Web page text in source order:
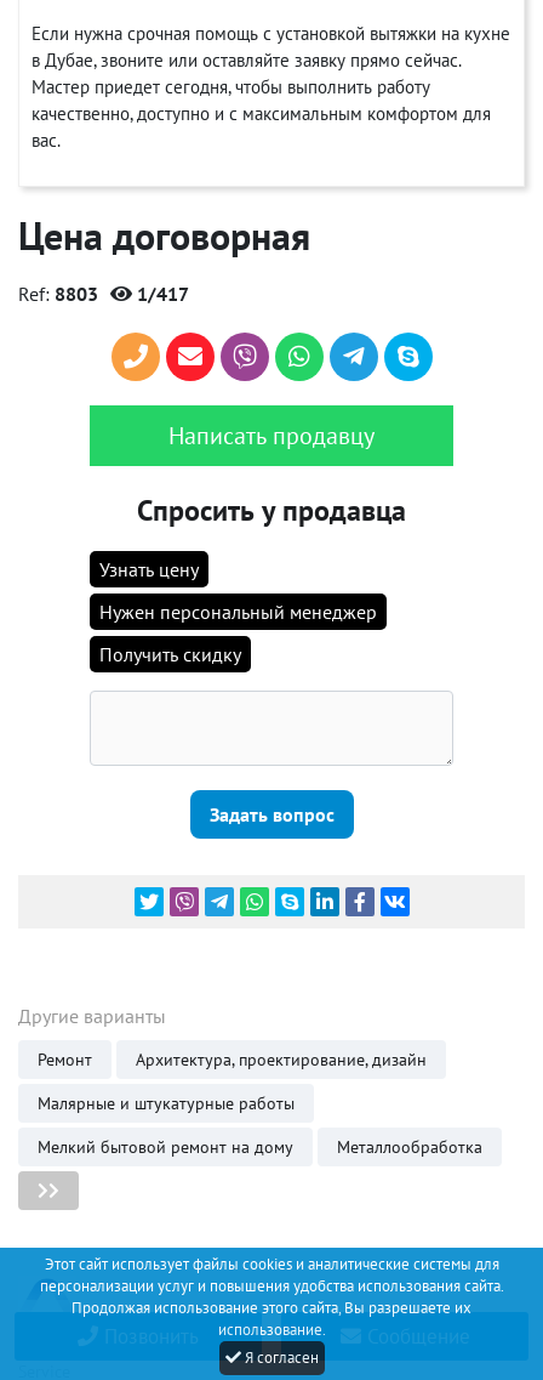
Этот сайт использует файлы cookies и аналитические системы для
персонализации услуг и повышения удобства использования сайта.
Продолжая использование этого сайта, Вы разрешаете их
использование.
Я согласен
Если нужна срочная помощь с установкой вытяжки на кухне
в Дубае, звоните или оставляйте заявку прямо сейчас.
Мастер приедет сегодня, чтобы выполнить работу
качественно, доступно и с максимальным комфортом для
вас.
Цена договорная
Ref: 8803 1/417
Написать продавцу
Спросить у продавца
Узнать цену
Нужен персональный менеджер
Получить скидку
Задать вопрос
Другие варианты
Ремонт
Архитектура, проектирование, дизайн
Малярные и штукатурные работы
Мелкий бытовой ремонт на дому
Металлообработка
Позвонить Сообщение
Discount